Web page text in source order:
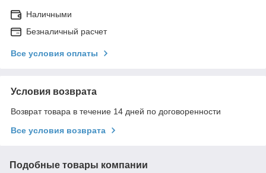
Наличными
Безналичный расчет
Все условия оплаты
Условия возврата
Возврат товара в течение 14 дней по договоренности
Все условия возврата
Подобные товары компании